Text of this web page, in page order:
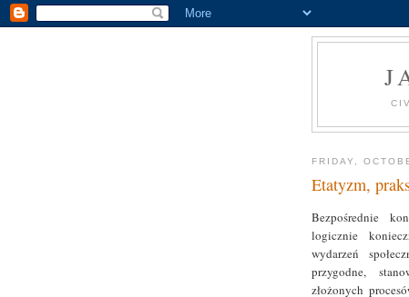
FRIDAY,
Etatyzm,
Bezpośrednie
logicznie
wydarzeń
przygodne,
złożonych